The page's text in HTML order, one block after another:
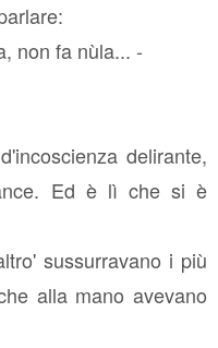
non fa nùla... -
delirante,
Ed è lì che si è
sussurravano i più
alla mano avevano